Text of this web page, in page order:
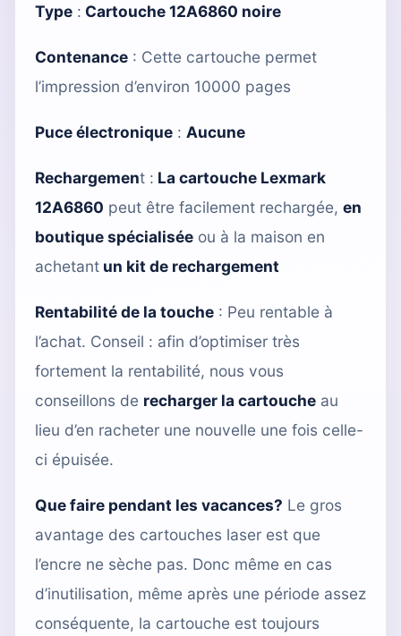
Type : Cartouche 12A6860 noire
Contenance : Cette cartouche permet
l’impression d’environ 10000 pages
Puce électronique : Aucune
Rechargement : La cartouche Lexmark
12A6860 peut être facilement rechargée, en
boutique spécialisée ou à la maison en
achetant un kit de rechargement
Rentabilité de la touche : Peu rentable à
l’achat. Conseil : afin d’optimiser très
fortement la rentabilité, nous vous
conseillons de recharger la cartouche au
lieu d’en racheter une nouvelle une fois celle-
ci épuisée.
Que faire pendant les vacances? Le gros
avantage des cartouches laser est que
l’encre ne sèche pas. Donc même en cas
d’inutilisation, même après une période assez
conséquente, la cartouche est toujours